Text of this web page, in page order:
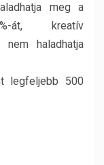
meg a
át, kreatív
nem haladhatja
legfeljebb 500